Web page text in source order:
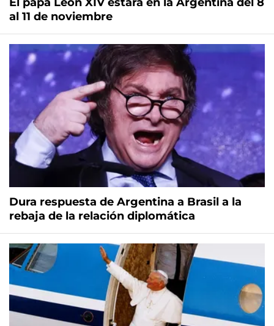
al 11 de noviembre
Dura respuesta de Argentina a Brasil a la
rebaja de la relación diplomática